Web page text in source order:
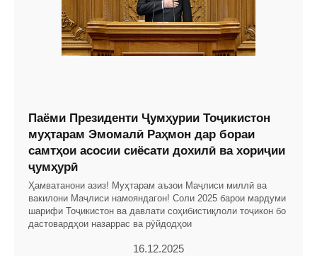
Паёми Президенти Ҷумҳурии Тоҷикистон
муҳтарам Эмомалӣ Раҳмон дар бораи
самтҳои асосии сиёсати дохилӣ ва хориҷии
ҷумҳурӣ
Ҳамватанони азиз! Муҳтарам аъзои Маҷлиси миллӣ ва
вакилони Маҷлиси намояндагон! Соли 2025 барои мардуми
шарифи Тоҷикистон ва давлати соҳибистиқлоли тоҷикон бо
дастовардҳои назаррас ва рӯйдодҳои
16.12.2025